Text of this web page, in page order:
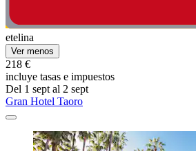
etelina
Ver menos
218 €
incluye tasas e impuestos
Del 1 sept al 2 sept
Gran Hotel Taoro